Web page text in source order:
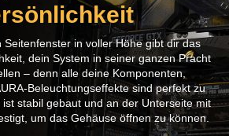
Seitenfenster in voller Höhe gibt dir das
dein System in seiner ganzen Pracht
– denn alle deine Komponenten,
Beleuchtungseffekte sind perfekt zu
stabil gebaut und an der Unterseite mit
um das Gehäuse öffnen zu können.